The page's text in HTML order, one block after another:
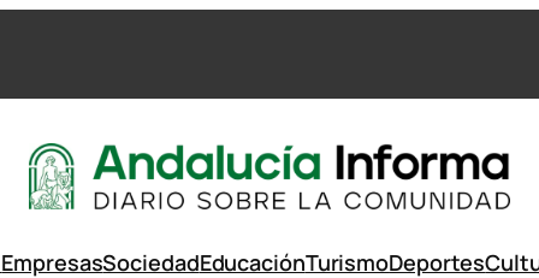
EmpresasSociedadEducaciónTurismoDeportes